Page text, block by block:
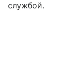
службой.